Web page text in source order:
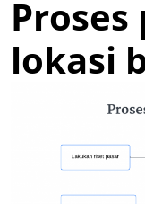
lokasi